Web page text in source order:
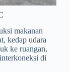
makanan
kedap udara
ke ruangan,
di